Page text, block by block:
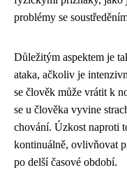
problémy se
Důležitým aspektem je
ataka, ačkoliv je
se člověk může vrátit k
se u člověka vyvine
chování. Úzkost naproti
kontinuálně, ovlivňovat
po delší časové období.